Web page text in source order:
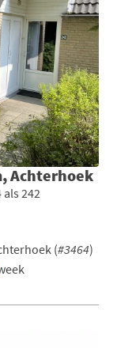
Achterhoek
242
(#3464)